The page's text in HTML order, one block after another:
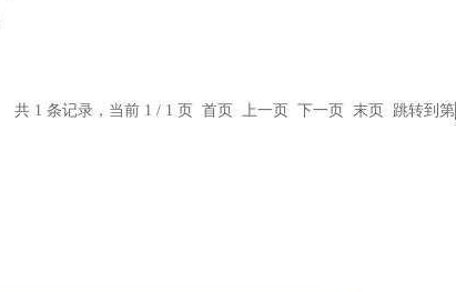
共 1 条记录，当前 1 / 1 页 首页 上一页 下一页 末页 跳转到第